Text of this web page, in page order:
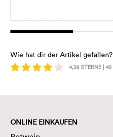
Wie hat dir der Artikel gefallen?
4,38STERNE | 45
ONLINE EINKAUFEN